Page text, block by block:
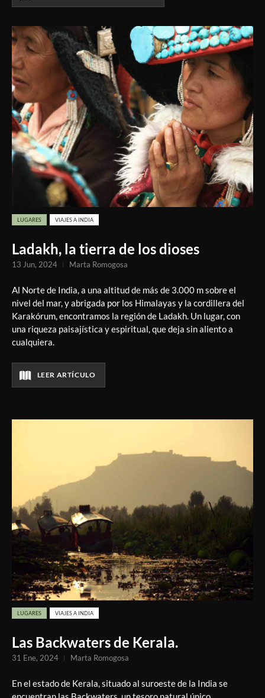
Ladakh, la tierra de los dioses
LUGARES VIAJES A INDIA
Al Norte de India, a una altitud de más de 3.000 m sobre el
nivel del mar, y abrigada por los Himalayas y la cordillera del
Karakórum, encontramos la región de Ladakh. Un lugar, con
una riqueza paisajística y espiritual, que deja sin aliento a
cualquiera.
LEER ARTÍCULO
13 Jun, 2024 Marta Romogosa
Las Backwaters de Kerala.
LUGARES VIAJES A INDIA
En el estado de Kerala, situado al suroeste de la India se
31 Ene, 2024 Marta Romogosa